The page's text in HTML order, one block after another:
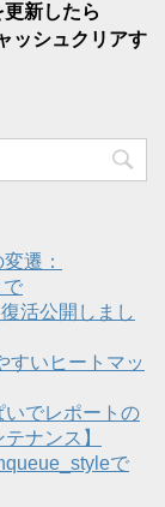
新したら
ッシュクリアす
遷：
で
活公開しまし
すいヒートマッ
いでレポートの
ナンス】
で